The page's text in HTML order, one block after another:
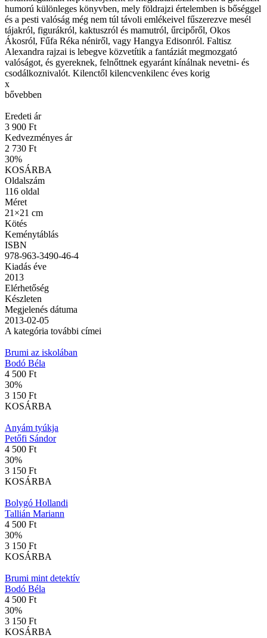
humorú különleges könyvben, mely földrajzi értelemben is bőséggel
és a pesti valóság még nem túl távoli emlékeivel fűszerezve mesél
tájakról, figurákról, kaktuszról és mamutról, űrcipőről, Okos
Ákosról, Fűfa Réka néniről, vagy Hangya Edisonról. Faltisz
Alexandra rajzai is lebegve közvetítik a fantáziát megmozgató
valóságot, és gyereknek, felnőttnek egyaránt kínálnak nevetni- és
csodálkoznivalót. Kilenctől kilencvenkilenc éves korig
x
bővebben
Eredeti ár
3 900 Ft
Kedvezményes ár
2 730 Ft
30%
KOSÁRBA
Oldalszám
116 oldal
Méret
21×21 cm
Kötés
Keménytáblás
ISBN
978-963-3490-46-4
Kiadás éve
2013
Elérhetőség
Készleten
Megjelenés dátuma
2013-02-05
A kategória további címei
Brumi az iskolában
Bodó Béla
4 500 Ft
30%
3 150 Ft
KOSÁRBA
Anyám tyúkja
Petőfi Sándor
4 500 Ft
30%
3 150 Ft
KOSÁRBA
Bolygó Hollandi
Tallián Mariann
4 500 Ft
30%
3 150 Ft
KOSÁRBA
Brumi mint detektív
Bodó Béla
4 500 Ft
30%
3 150 Ft
KOSÁRBA